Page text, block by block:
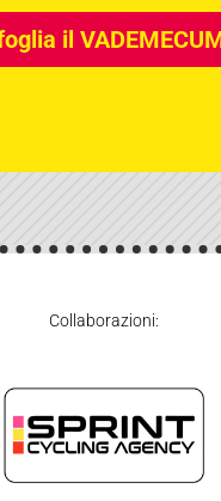
il
Collaborazioni: